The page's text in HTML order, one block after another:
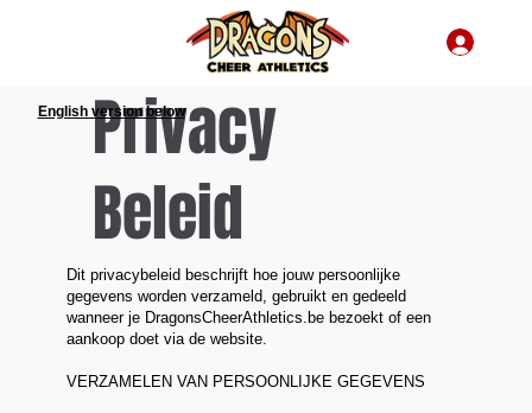
Privacy
Beleid
Dit privacybeleid beschrijft hoe jouw persoonlijke
gegevens worden verzameld, gebruikt en gedeeld
wanneer je DragonsCheerAthletics.be bezoekt of een
aankoop doet via de website.
VERZAMELEN VAN PERSOONLIJKE GEGEVENS
English version below